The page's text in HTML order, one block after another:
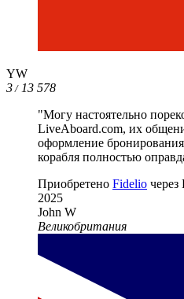
YW
3/13 578
"Могу настоятельно
LiveAboard.com, их
оформление
корабля полностью
Приобретено Fidelio
2025
John W
Великобритания